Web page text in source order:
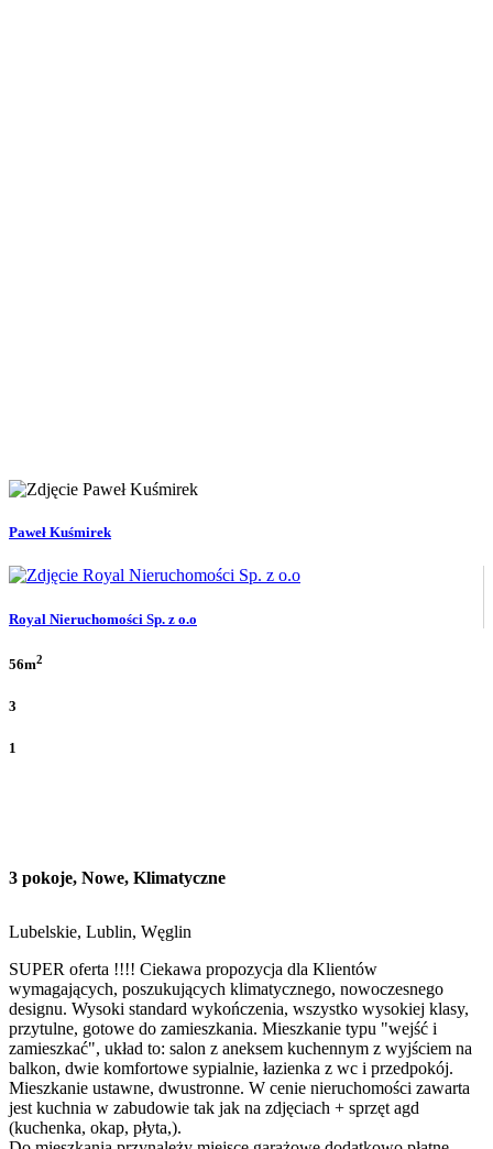
Paweł Kuśmirek
Royal Nieruchomości Sp. z o.o
56m2
3
1
3 pokoje, Nowe, Klimatyczne
Lubelskie, Lublin, Węglin
SUPER oferta !!!! Ciekawa propozycja dla Klientów
wymagających, poszukujących klimatycznego, nowoczesnego
designu. Wysoki standard wykończenia, wszystko wysokiej klasy,
przytulne, gotowe do zamieszkania. Mieszkanie typu "wejść i
zamieszkać", układ to: salon z aneksem kuchennym z wyjściem na
balkon, dwie komfortowe sypialnie, łazienka z wc i przedpokój.
Mieszkanie ustawne, dwustronne. W cenie nieruchomości zawarta
jest kuchnia w zabudowie tak jak na zdjęciach + sprzęt agd
(kuchenka, okap, płyta,).